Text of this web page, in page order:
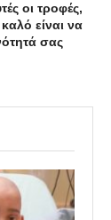
οι τροφές,
είναι να
σας